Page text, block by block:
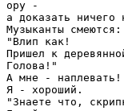
ору -
а доказать ничего
Музыканты смеются:
"Влип как!
Пришел к
Голова!"
А мне - наплевать!
Я - хороший.
"Знаете что,